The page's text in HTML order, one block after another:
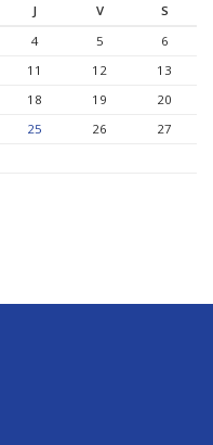
J V
S
4 5
6
11 12
13
18 19
20
25 26
27